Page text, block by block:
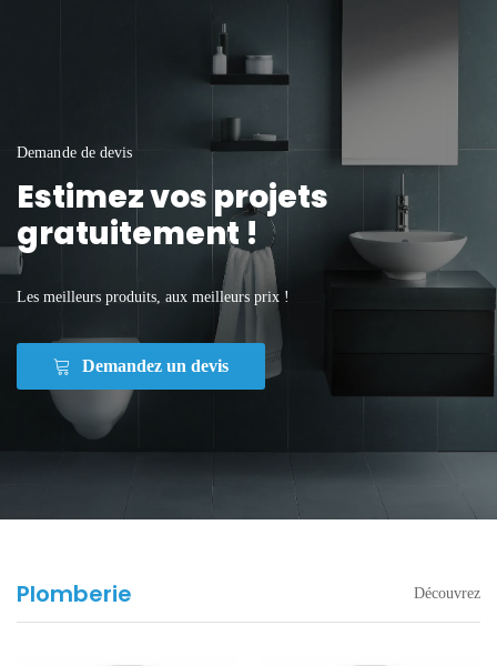
Demande de devis
Estimez vos projets
gratuitement !
Les meilleurs produits, aux meilleurs prix !
Demandez un devis
Plomberie Découvrez